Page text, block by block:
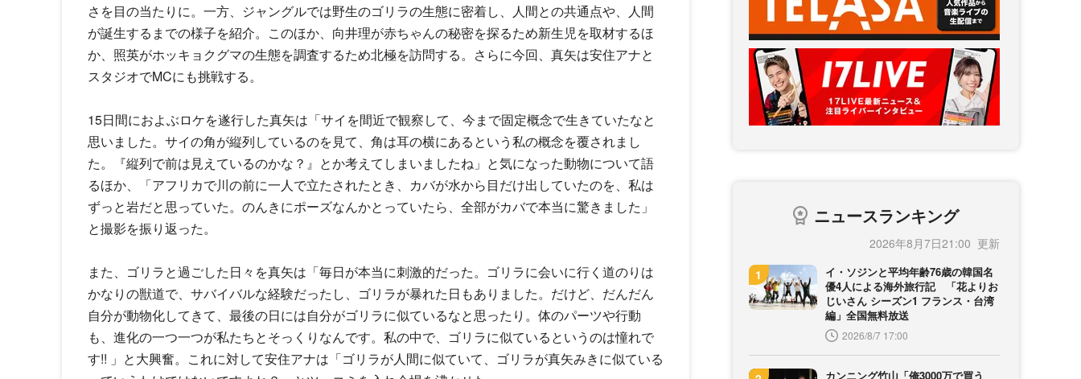
さを目の当たりに。一方、ジャングルでは野生のゴリラの生態に密着し、人間との共通点や、人間
が誕生するまでの様子を紹介。このほか、向井理が赤ちゃんの秘密を探るため新生児を取材するほ
か、照英がホッキョクグマの生態を調査するため北極を訪問する。さらに今回、真矢は安住アナと
スタジオでMCにも挑戦する。
15日間におよぶロケを遂行した真矢は「サイを間近で観察して、今まで固定概念で生きていたなと
思いました。サイの角が縦列しているのを見て、角は耳の横にあるという私の概念を覆されまし
た。『縦列で前は見えているのかな？』とか考えてしまいましたね」と気になった動物について語
るほか、「アフリカで川の前に一人で立たされたとき、カバが水から目だけ出していたのを、私は
ずっと岩だと思っていた。のんきにポーズなんかとっていたら、全部がカバで本当に驚きました」
と撮影を振り返った。
また、ゴリラと過ごした日々を真矢は「毎日が本当に刺激的だった。ゴリラに会いに行く道のりは
かなりの獣道で、サバイバルな経験だったし、ゴリラが暴れた日もありました。だけど、だんだん
自分が動物化してきて、最後の日には自分がゴリラに似ているなと思ったり。体のパーツや行動
も、進化の一つ一つが私たちとそっくりなんです。私の中で、ゴリラに似ているというのは憧れで
す!! 」と大興奮。これに対して安住アナは「ゴリラが人間に似ていて、ゴリラが真矢みきに似ている
ニュースランキング
2026年8月7日21:00
イ・ソジンと平均年齢76歳の韓国名
優4人による海外旅行記 「花よりお
じいさん シーズン1 フランス・台湾
編」全国無料放送
2026/8/7 17:00
カンニング竹山「俺3000万で買う